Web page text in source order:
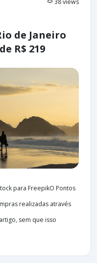
38 views
de Janeiro
R$ 219
para FreepikO Pontos
realizadas através
sem que isso